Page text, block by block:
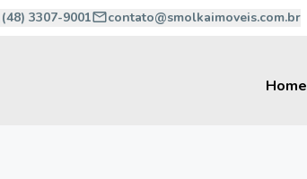
(48) 3307-9001 contato@smolkaimoveis.com.br
Home